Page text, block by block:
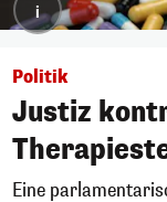
i
Politik
Justiz
Eine